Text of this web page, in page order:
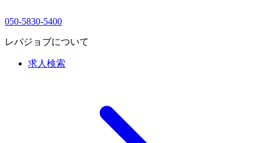
050-5830-5400
レバジョブについて
求人検索